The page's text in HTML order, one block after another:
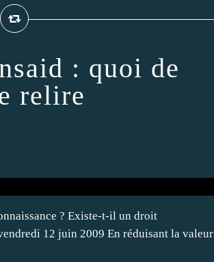
: quoi de
relire
? Existe-t-il un droit
12 juin 2009 En réduisant la valeur